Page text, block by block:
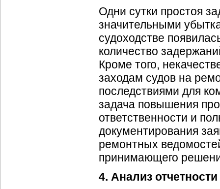
Одни сутки простоя
значительными
судоходстве
количество
Кроме того,
заходам судов на
последствиями для
задача повышения
ответственности и
документирования
ремонтных
принимающего
4. Анализ